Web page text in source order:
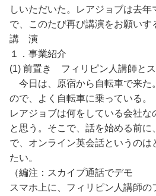
しいただいた。レアジョブは去
で、このたび再び講演をお願いす
講 演
１．事業紹介
(1) 前置き フィリピン人講師と
今日は、原宿から自転車で来た
ので、よく自転車に乗っている。
レアジョブは何をしている会社
と思う。そこで、話を始める前に
で、オンライン英会話というのは
たい。
（編注：スカイプ通話でデモ
スマホ上に、フィリピン人講師